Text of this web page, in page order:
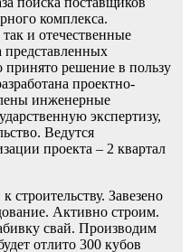
комплекса.
и отечественные
представленных
решение в пользу
проектно-
инженерные
экспертизу,
Ведутся
проекта – 2 квартал
строительству. Завезено
Активно строим.
свай. Производим
отлито 300 кубов